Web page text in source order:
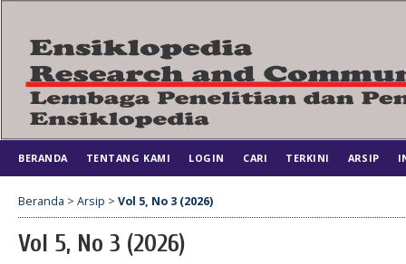
BERANDA TENTANG KAMI LOGIN CARI TERKINI ARSIP
Beranda > Arsip > Vol 5, No 3 (2026)
Vol 5, No 3 (2026)